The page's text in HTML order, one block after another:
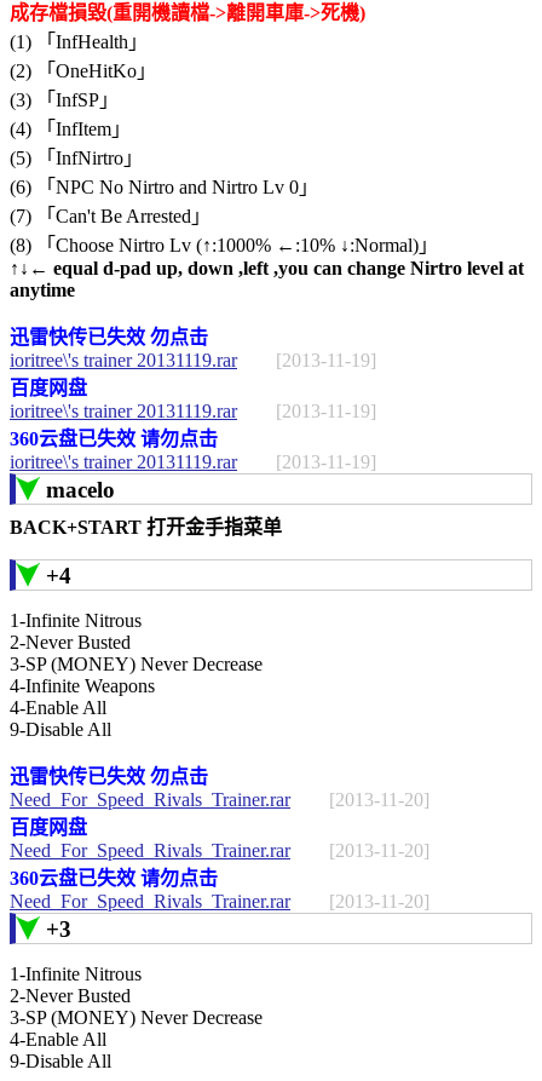
成存檔損毀(重開機讀檔->離開車庫->死機)
(1) 「InfHealth」
(2) 「OneHitKo」
(3) 「InfSP」
(4) 「InfItem」
(5) 「InfNirtro」
(6) 「NPC No Nirtro and Nirtro Lv 0」
(7) 「Can't Be Arrested」
(8) 「Choose Nirtro Lv (↑:1000% ←:10% ↓:Normal)」
↑↓← equal d-pad up, down ,left ,you can change Nirtro level at
anytime
迅雷快传已失效 勿点击
ioritree\'s trainer 20131119.rar
[2013-11-19]
百度网盘
ioritree\'s trainer 20131119.rar
[2013-11-19]
360云盘已失效 请勿点击
ioritree\'s trainer 20131119.rar
[2013-11-19]
macelo
BACK+START 打开金手指菜单
+4
1-Infinite Nitrous
2-Never Busted
3-SP (MONEY) Never Decrease
4-Infinite Weapons
4-Enable All
9-Disable All
迅雷快传已失效 勿点击
Need_For_Speed_Rivals_Trainer.rar
[2013-11-20]
百度网盘
Need_For_Speed_Rivals_Trainer.rar
[2013-11-20]
360云盘已失效 请勿点击
Need_For_Speed_Rivals_Trainer.rar
[2013-11-20]
+3
1-Infinite Nitrous
2-Never Busted
3-SP (MONEY) Never Decrease
4-Enable All
9-Disable All